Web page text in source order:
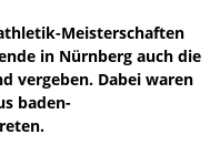
Meisterschaften
in Nürnberg auch die
vergeben. Dabei waren
baden-